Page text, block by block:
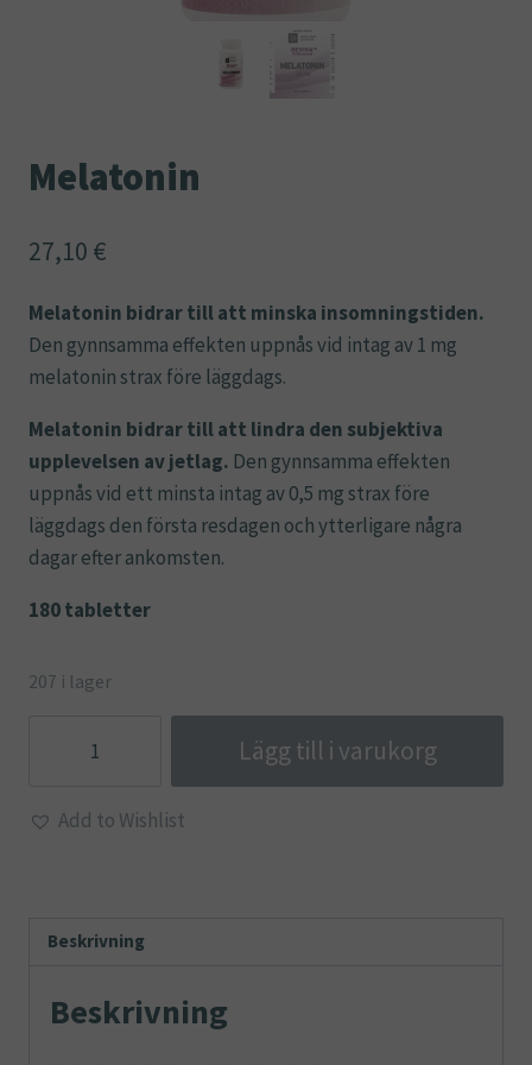
Melatonin
27,10 €
Melatonin bidrar till att minska insomningstiden.
Den gynnsamma effekten uppnås vid intag av 1 mg
melatonin strax före läggdags.
Melatonin bidrar till att lindra den subjektiva
upplevelsen av jetlag. Den gynnsamma effekten
uppnås vid ett minsta intag av 0,5 mg strax före
läggdags den första resdagen och ytterligare några
dagar efter ankomsten.
180 tabletter
207 i lager
Lägg till i varukorg
Add to Wishlist
Beskrivning
Beskrivning